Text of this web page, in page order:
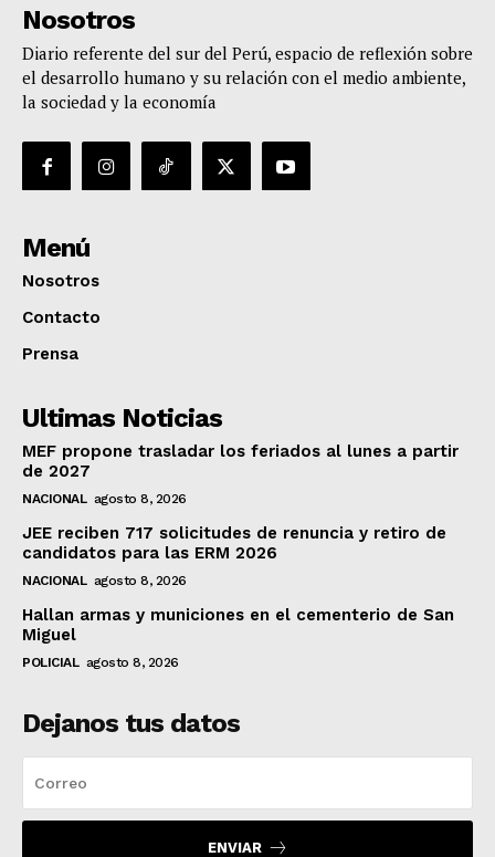
Nosotros
Diario referente del sur del Perú, espacio de reflexión sobre
el desarrollo humano y su relación con el medio ambiente,
la sociedad y la economía
Menú
Nosotros
Contacto
Prensa
Ultimas Noticias
MEF propone trasladar los feriados al lunes a partir
de 2027
NACIONAL agosto 8, 2026
JEE reciben 717 solicitudes de renuncia y retiro de
candidatos para las ERM 2026
NACIONAL agosto 8, 2026
Hallan armas y municiones en el cementerio de San
Miguel
POLICIAL agosto 8, 2026
Dejanos tus datos
ENVIAR